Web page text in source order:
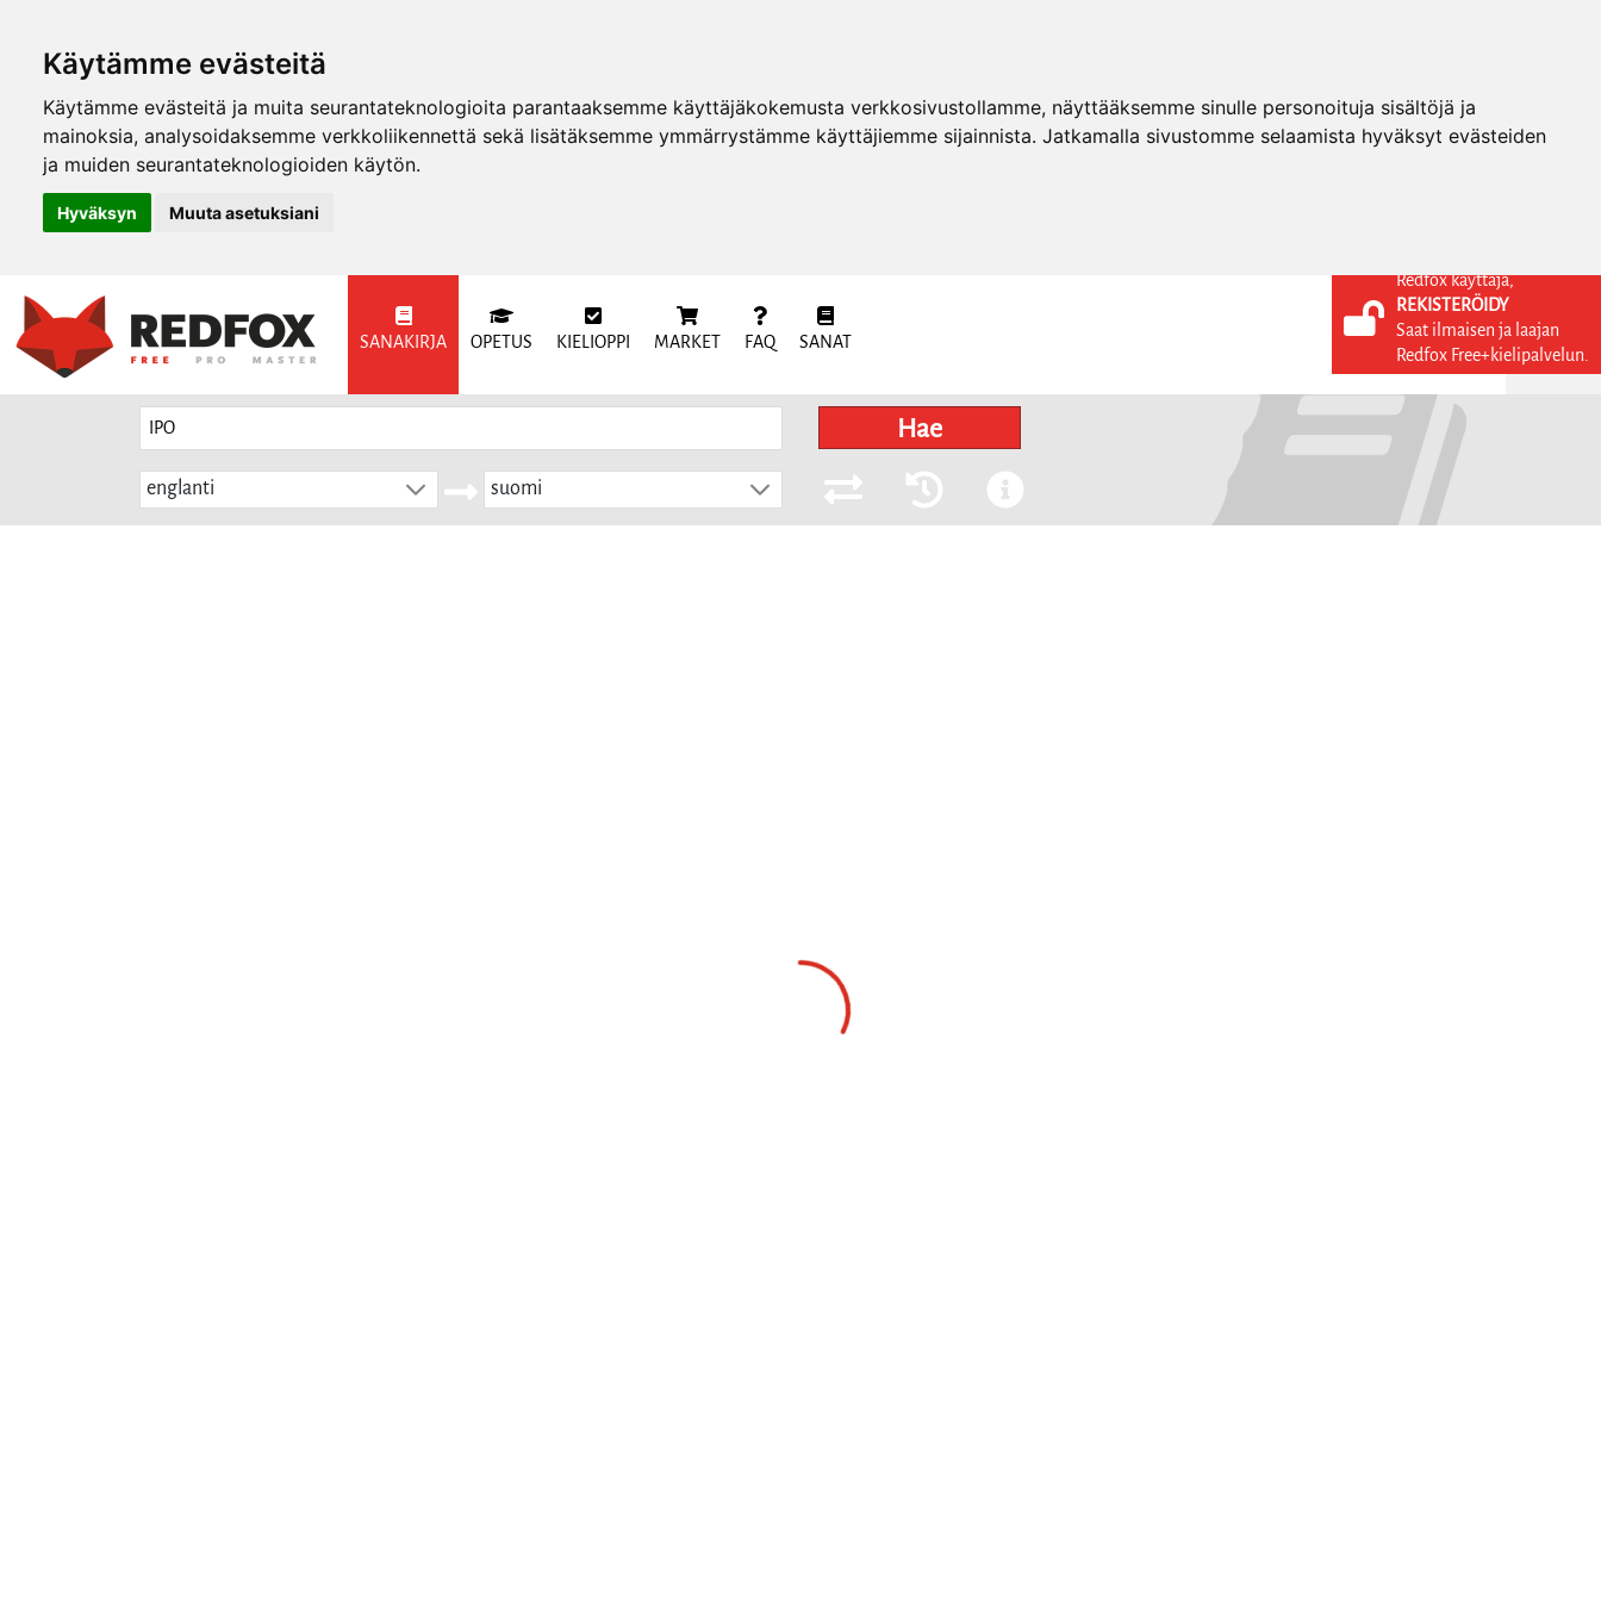
Käytämme evästeitä
Käytämme evästeitä ja muita seurantateknologioita parantaaksemme käyttäjäkokemusta verkkosivustollamme, näyttääksemme sinulle personoituja sisältöjä ja
mainoksia, analysoidaksemme verkkoliikennettä sekä lisätäksemme ymmärrystämme käyttäjiemme sijainnista. Jatkamalla sivustomme selaamista hyväksyt evästeiden
ja muiden seurantateknologioiden käytön.
Hyväksyn Muuta asetuksiani
SANAKIRJA OPETUS KIELIOPPI MARKET FAQ SANAT
KIRJAUDU SISÄÄN
REKISTERÖIDY
Hae
englanti suomi
Redfox käyttäjä,
REKISTERÖIDY
Saat ilmaisen ja laajan
Redfox Free+kielipalvelun.